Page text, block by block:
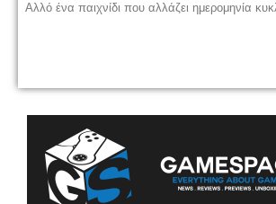
Αλλό ένα παιχνίδι που αλλάζει ημερομηνία